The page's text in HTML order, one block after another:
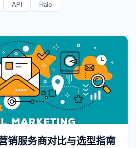
API Halo
销服务商对比与选型指南